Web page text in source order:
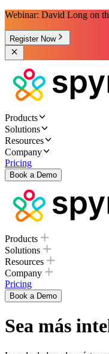
Webinar: David Long on
Register Now
Products
Solutions
Resources
Company
Pricing
Book a Demo
Products
Solutions
Resources
Company
Pricing
Book a Demo
Sea más